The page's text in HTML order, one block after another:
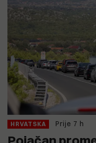
HRVATSKA Prije 7 h